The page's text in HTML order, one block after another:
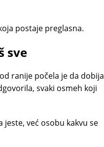
postaje preglasna.
sve
ranije počela je da dobija
svaki osmeh koji
već osobu kakvu se